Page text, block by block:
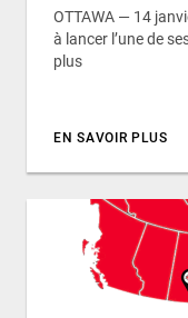
OTTAWA — 14
à lancer l’une de
plus
EN SAVOIR PLUS